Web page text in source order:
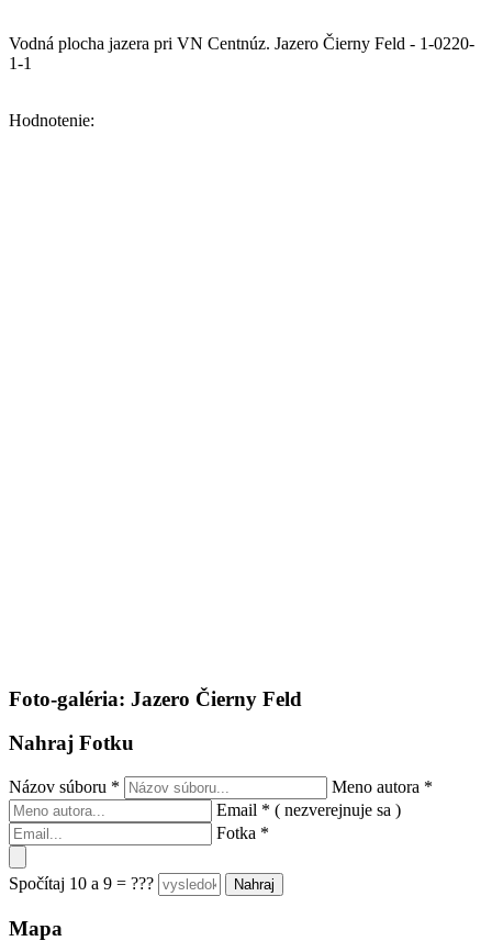
Vodná plocha jazera pri VN Centnúz. Jazero Čierny Feld - 1-0220-
1-1
Hodnotenie:
Foto-galéria: Jazero Čierny Feld
Nahraj Fotku
Názov súboru * Meno autora *
Email * ( nezverejnuje sa )
Fotka *
Spočítaj 10 a 9 = ???
Mapa